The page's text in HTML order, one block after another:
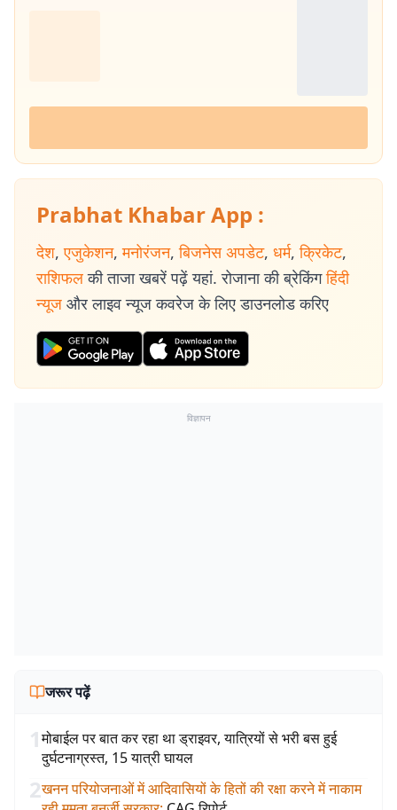
Prabhat Khabar App :
देश, एजुकेशन, मनोरंजन, बिजनेस अपडेट, धर्म, क्रिकेट,
राशिफल की ताजा खबरें पढ़ें यहां. रोजाना की ब्रेकिंग हिंदी
न्यूज और लाइव न्यूज कवरेज के लिए डाउनलोड करिए
विज्ञापन
जरूर पढ़ें
1मोबाईल पर बात कर रहा था ड्राइवर, यात्रियों से भरी बस हुई
दुर्घटनाग्रस्त, 15 यात्री घायल
2खनन परियोजनाओं में आदिवासियों के हितों की रक्षा करने में नाकाम